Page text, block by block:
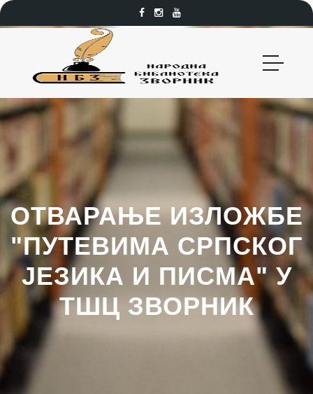
ОТВАРАЊЕ ИЗЛОЖБЕ
"ПУТЕВИМА СРПСКОГ
ЈЕЗИКА И ПИСМА" У
ТШЦ ЗВОРНИК